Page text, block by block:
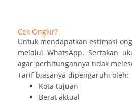
Cek Ongkir?
Untuk mendapatkan estimasi
melalui WhatsApp. Sertakan
agar perhitungannya tidak
Tarif biasanya dipengaruhi oleh:
Kota tujuan
Berat aktual